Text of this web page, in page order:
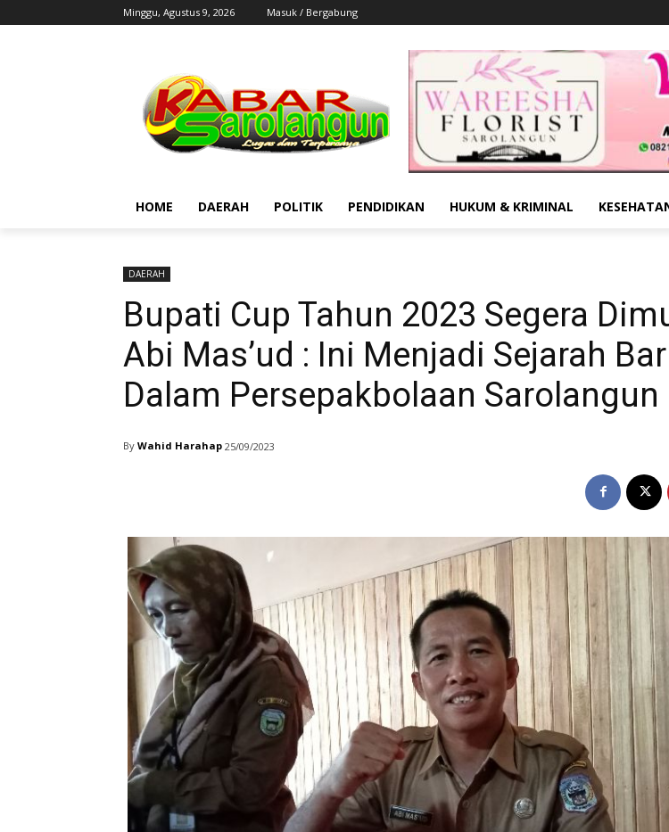
Minggu, Agustus 9, 2026 Masuk / Bergabung
HOME DAERAH POLITIK PENDIDIKAN HUKUM & KRIMINAL
DAERAH
Bupati Cup Tahun 2023 Segera
Abi Mas’ud : Ini Menjadi Sejarah
Dalam Persepakbolaan Sarolangun
By Wahid Harahap 25/09/2023